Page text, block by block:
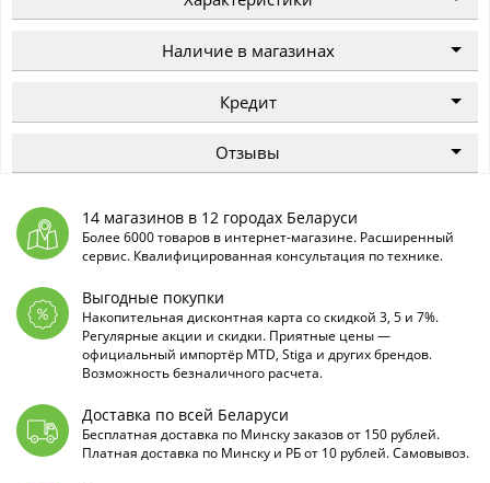
Наличие в магазинах
Кредит
Отзывы
14 магазинов в 12 городах Беларуси
Более 6000 товаров в интернет-магазине. Расширенный
сервис. Квалифицированная консультация по технике.
Выгодные покупки
Накопительная дисконтная карта со скидкой 3, 5 и 7%.
Регулярные акции и скидки. Приятные цены —
официальный импортёр MTD, Stiga и других брендов.
Возможность безналичного расчета.
Доставка по всей Беларуси
Бесплатная доставка по Минску заказов от 150 рублей.
Платная доставка по Минску и РБ от 10 рублей. Самовывоз.